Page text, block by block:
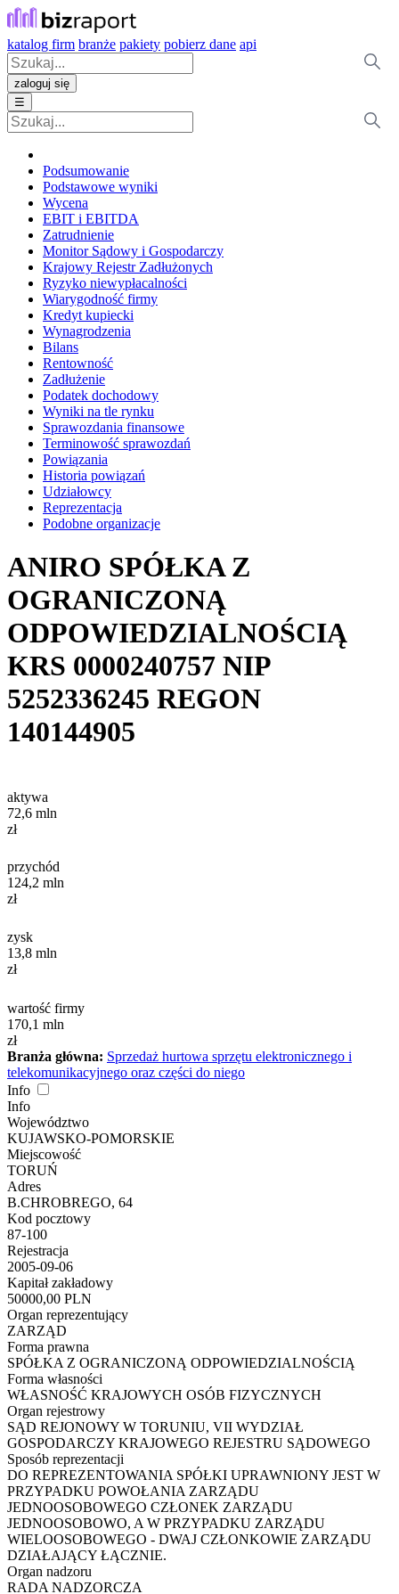
katalog firm branże pakiety pobierz dane api
zaloguj się
☰
Podsumowanie
Podstawowe wyniki
Wycena
EBIT i EBITDA
Zatrudnienie
Monitor Sądowy i Gospodarczy
Krajowy Rejestr Zadłużonych
Ryzyko niewypłacalności
Wiarygodność firmy
Kredyt kupiecki
Wynagrodzenia
Bilans
Rentowność
Zadłużenie
Podatek dochodowy
Wyniki na tle rynku
Sprawozdania finansowe
Terminowość sprawozdań
Powiązania
Historia powiązań
Udziałowcy
Reprezentacja
Podobne organizacje
ANIRO SPÓŁKA Z
OGRANICZONĄ
ODPOWIEDZIALNOŚCIĄ
KRS 0000240757 NIP
5252336245 REGON
140144905
aktywa
72,6 mln
zł
przychód
124,2 mln
zł
zysk
13,8 mln
zł
wartość firmy
170,1 mln
zł
Branża główna: Sprzedaż hurtowa sprzętu elektronicznego i
telekomunikacyjnego oraz części do niego
Info
Info
Województwo
KUJAWSKO-POMORSKIE
Miejscowość
TORUŃ
Adres
B.CHROBREGO, 64
Kod pocztowy
87-100
Rejestracja
2005-09-06
Kapitał zakładowy
50000,00 PLN
Organ reprezentujący
ZARZĄD
Forma prawna
SPÓŁKA Z OGRANICZONĄ ODPOWIEDZIALNOŚCIĄ
Forma własności
WŁASNOŚĆ KRAJOWYCH OSÓB FIZYCZNYCH
Organ rejestrowy
SĄD REJONOWY W TORUNIU, VII WYDZIAŁ
GOSPODARCZY KRAJOWEGO REJESTRU SĄDOWEGO
Sposób reprezentacji
DO REPREZENTOWANIA SPÓŁKI UPRAWNIONY JEST W
PRZYPADKU POWOŁANIA ZARZĄDU
JEDNOOSOBOWEGO CZŁONEK ZARZĄDU
JEDNOOSOBOWO, A W PRZYPADKU ZARZĄDU
WIELOOSOBOWEGO - DWAJ CZŁONKOWIE ZARZĄDU
DZIAŁAJĄCY ŁĄCZNIE.
Organ nadzoru
RADA NADZORCZA